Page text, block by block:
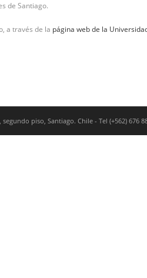
de Santiago.
a través de la página web de la
piso, Santiago. Chile - Tel (+562) 676